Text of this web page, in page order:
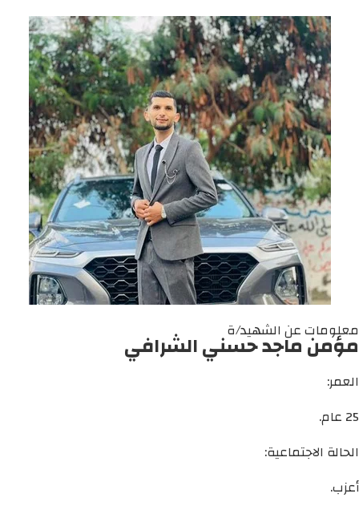
معلومات عن الشهيد/ة
مؤمن ماجد حسني الشرافي
العمر:
25 عام.
الحالة الاجتماعية:
أعزب.